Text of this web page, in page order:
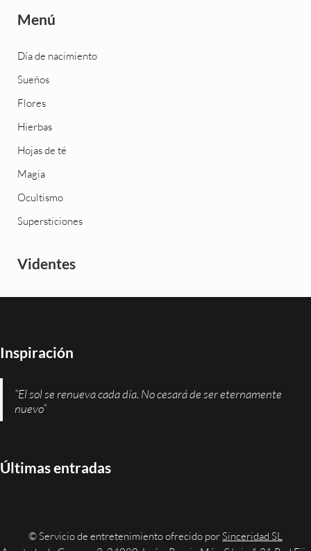
Menú
Día de nacimiento
Sueños
Flores
Hierbas
Hojas de té
Magia
Ocultismo
Supersticiones
Videntes
Inspiración
“El sol se renueva cada día. No cesará de ser eternamente
nuevo”
Últimas entradas
© Servicio de entretenimiento ofrecido porSinceridad SL